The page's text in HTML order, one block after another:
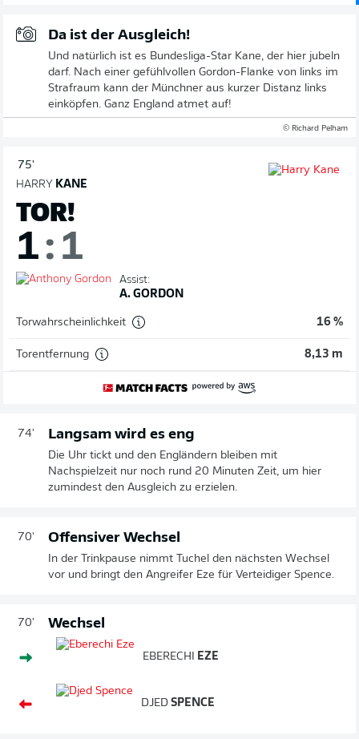
Da ist der Ausgleich!
Und natürlich ist es Bundesliga-Star Kane, der hier jubeln
darf. Nach einer gefühlvollen Gordon-Flanke von links im
Strafraum kann der Münchner aus kurzer Distanz links
einköpfen. Ganz England atmet auf!
© Richard Pelham
75'
HARRY KANE
TOR!
1: 1
Assist:
A. GORDON
Torwahrscheinlichkeit 16 %
Torentfernung 8,13 m
74' Langsam wird es eng
Die Uhr tickt und den Engländern bleiben mit
Nachspielzeit nur noch rund 20 Minuten Zeit, um hier
zumindest den Ausgleich zu erzielen.
70' Offensiver Wechsel
In der Trinkpause nimmt Tuchel den nächsten Wechsel
vor und bringt den Angreifer Eze für Verteidiger Spence.
70' Wechsel
EBERECHI EZE
DJED SPENCE